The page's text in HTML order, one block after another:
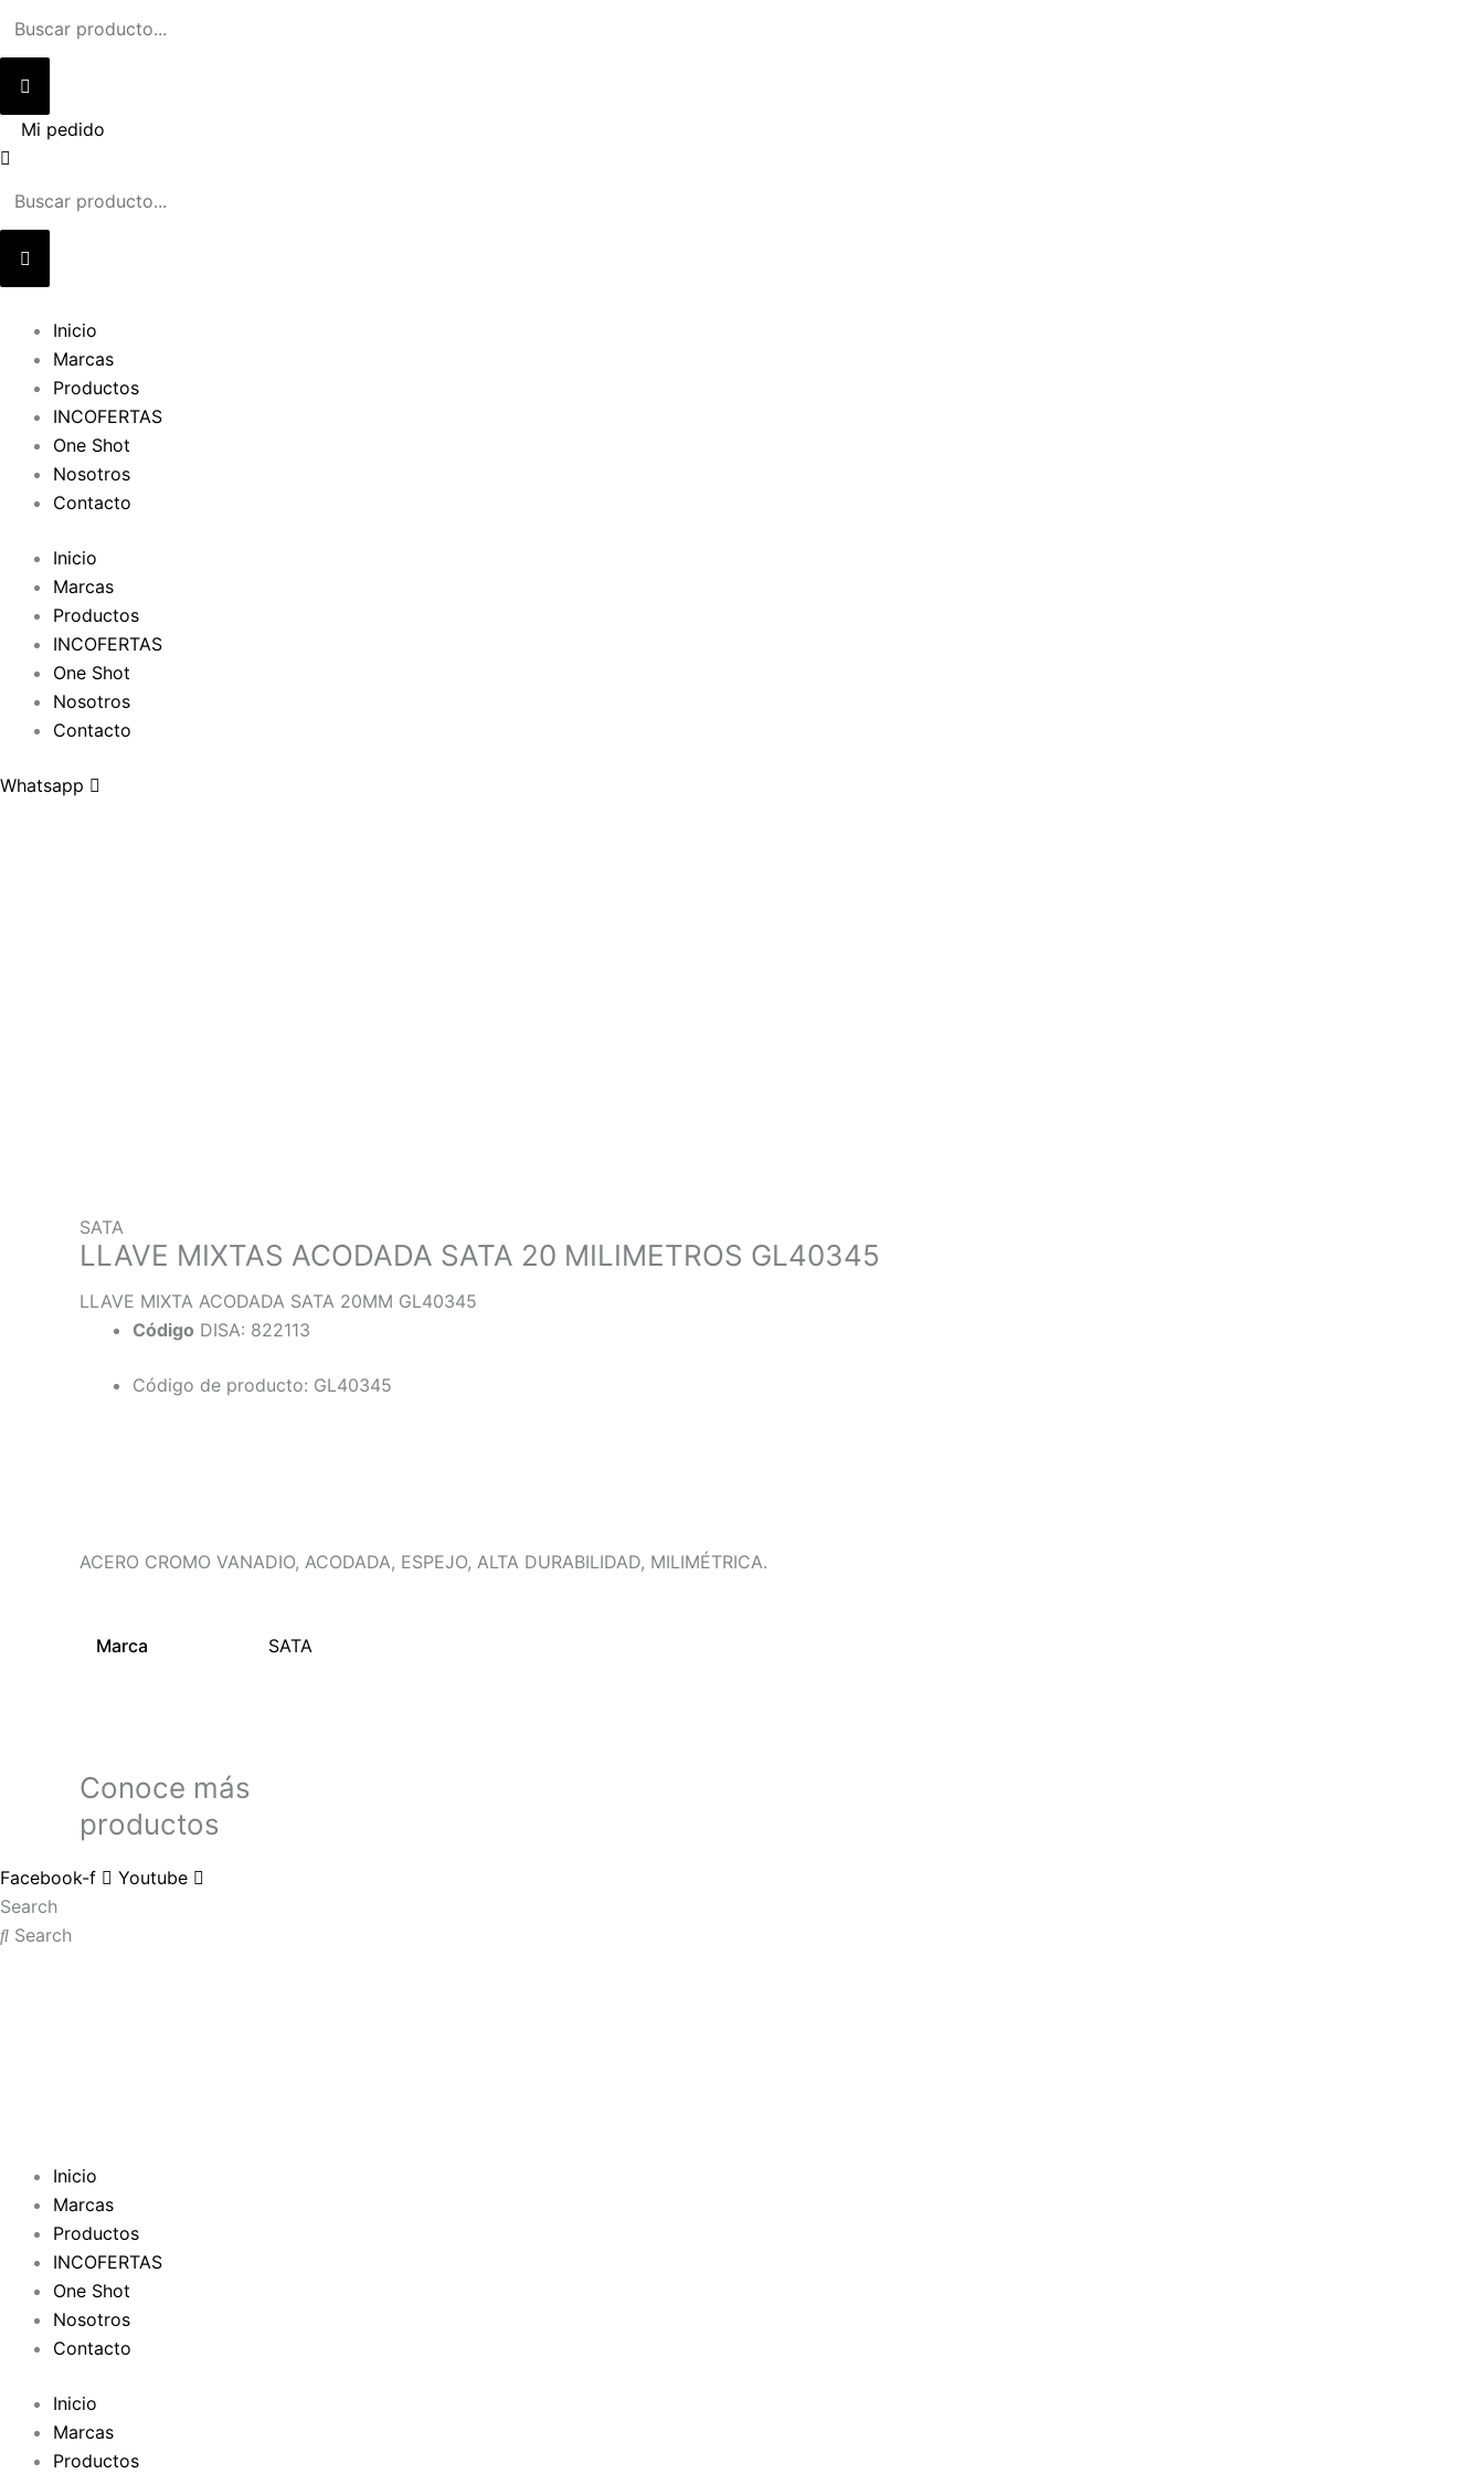
Mi pedido
Inicio
Marcas
Productos
INCOFERTAS
One Shot
Nosotros
Contacto
Inicio
Marcas
Productos
INCOFERTAS
One Shot
Nosotros
Contacto
Whatsapp
SATA
LLAVE MIXTAS ACODADA SATA 20 MILIMETROS GL40345
LLAVE MIXTA ACODADA SATA 20MM GL40345
Código DISA: 822113
Código de producto: GL40345
ACERO CROMO VANADIO, ACODADA, ESPEJO, ALTA DURABILIDAD, MILIMÉTRICA.
Marca SATA
Conoce más
productos
Facebook-f
Youtube
Search
Search
Inicio
Marcas
Productos
INCOFERTAS
One Shot
Nosotros
Contacto
Inicio
Marcas
Productos